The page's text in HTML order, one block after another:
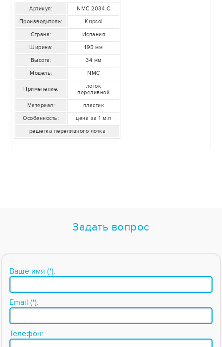
Артикул:
NМС 2034.С
Производитель:
Kripsol
Страна:
Испания
Ширина:
195 мм
Высота:
34 мм
Модель:
NМС
Применение:
лоток
переливной
Материал:
пластик
Особенность:
цена за 1 м.п
решетка переливного лотка
Задать вопрос
Ваше имя (*):
Email (*):
Телефон: